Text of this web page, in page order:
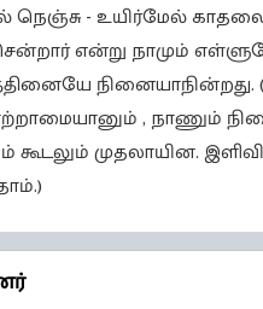
நெஞ்சு - உயிர்மேல்
என்று நாமும்
நினையாநின்றது.
, நாணும்
கூடலும் முதலாயின.